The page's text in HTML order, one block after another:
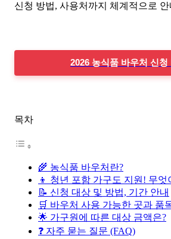
신청 방법, 사용처까지 체계적으로
2026 농식품 바우처 신청
목차
🌾 농식품 바우처란?
👦 청년 포함 가구도 지원! 무엇
📝 신청 대상 및 방법, 기간 안내
🛒 바우처 사용 가능한 곳과 품
🌟 가구원에 따른 대상 금액은?
❓ 자주 묻는 질문 (FAQ)